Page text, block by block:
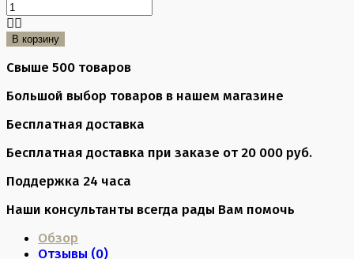
В корзину
Свыше 500 товаров
Большой выбор товаров в нашем магазине
Бесплатная доставка
Бесплатная доставка при заказе от 20 000 руб.
Поддержка 24 часа
Наши консультанты всегда рады Вам помочь
Обзор
Отзывы (0)